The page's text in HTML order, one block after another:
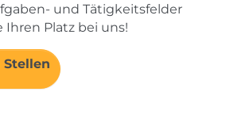
und Tätigkeitsfelder
Ihren Platz bei uns!